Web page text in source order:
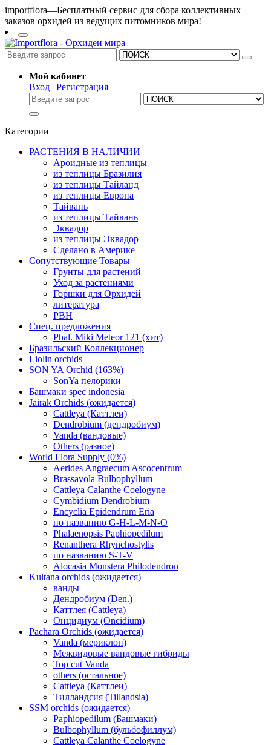
importflora—Бесплатный сервис для сбора коллективных
заказов орхидей из ведущих питомников мира!
Мой кабинет
Вход | Регистрация
Категории
РАСТЕНИЯ В НАЛИЧИИ
Ароидные из теплицы
из теплицы Бразилия
из теплицы Тайланд
из теплицы Европа
Тайвань
из теплицы Тайвань
Эквадор
из теплицы Эквадор
Сделано в Америке
Сопутствующие Товары
Грунты для растений
Уход за растениями
Горшки для Орхидей
литература
РВН
Спец. предложения
Phal. Miki Meteor 121 (хит)
Бразильский Коллекционер
Liolin orchids
SON YA Orchid (163%)
SonYa пелорики
Башмаки spec indonesia
Jairak Orchids (ожидается)
Cattleya (Каттлеи)
Dendrobium (дендробиум)
Vanda (вандовые)
Others (разное)
World Flora Supply (0%)
Aerides Angraecum Ascocentrum
Brassavola Bulbophyllum
Cattleya Calanthe Coelogyne
Cymbidium Dendrobium
Encyclia Epidendrum Eria
по названию G-H-L-M-N-O
Phalaenopsis Paphiopedilum
Renanthera Rhynchostylis
по названию S-T-V
Alocasia Monstera Philodendron
Kultana orchids (ожидается)
ванды
Дендробиум (Den.)
Каттлея (Cattleya)
Онцидиум (Oncidium)
Pachara Orchids (ожидается)
Vanda (мериклон)
Межвидовые вандовые гибриды
Top cut Vanda
others (остальное)
Cattleya (Каттлеи)
Тилландсия (Tillandsia)
SSM orchids (ожидается)
Paphiopedilum (Башмаки)
Bulbophyllum (бульбофиллум)
Cattleya Calanthe Coelogyne